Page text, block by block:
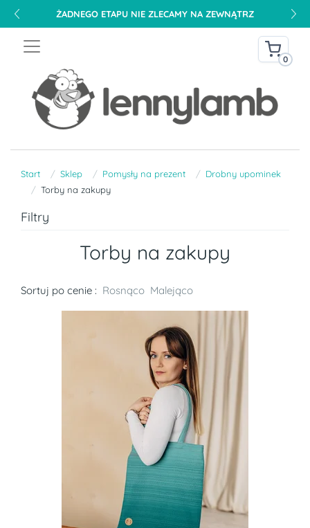
ŻADNEGO ETAPU NIE ZLECAMY NA ZEWNĄTRZ
0
Start Sklep Pomysły na prezent
Drobny upominek
Torby na zakupy
Filtry
Torby na zakupy
Sortuj po cenie : Rosnąco Malejąco